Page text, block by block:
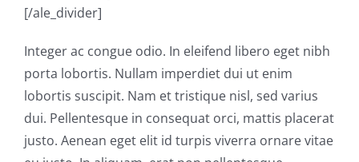
[/ale_divider]
Integer ac congue odio. In eleifend libero eget nibh
porta lobortis. Nullam imperdiet dui ut enim
lobortis suscipit. Nam et tristique nisl, sed varius
dui. Pellentesque in consequat orci, mattis placerat
justo. Aenean eget elit id turpis viverra ornare vitae